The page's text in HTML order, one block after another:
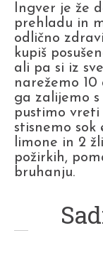
Ingver je že
prehladu in
odlično
kupiš
ali pa si iz
narežemo 10
ga zalijemo
pustimo vreti
stisnemo sok
limone in 2
požirkih,
bruhanju.